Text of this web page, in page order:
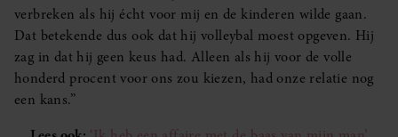
verbreken als hij écht voor mij en de kinderen wilde gaan.
Dat betekende dus ook dat hij volleybal moest opgeven. Hij
zag in dat hij geen keus had. Alleen als hij voor de volle
honderd procent voor ons zou kiezen, had onze relatie nog
een kans.”